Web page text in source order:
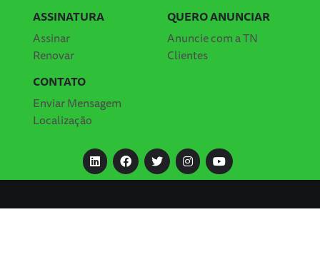
ASSINATURA
Assinar
Renovar
QUERO ANUNCIAR
Anuncie com a TN
Clientes
CONTATO
Enviar Mensagem
Localização